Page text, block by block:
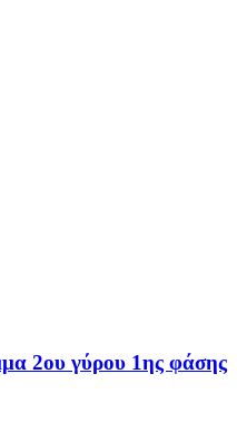
2ου γύρου 1ης φάσης